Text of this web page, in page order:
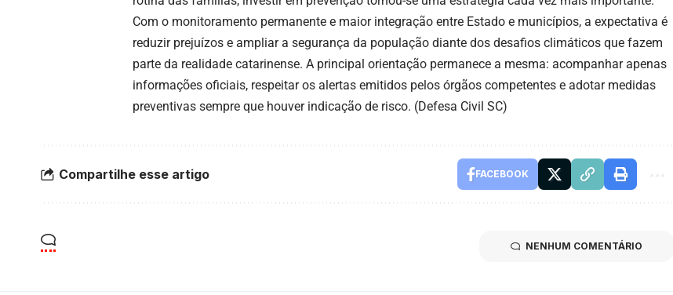
Com o monitoramento permanente e maior integração entre Estado e municípios, a expectativa é
reduzir prejuízos e ampliar a segurança da população diante dos desafios climáticos que fazem
parte da realidade catarinense. A principal orientação permanece a mesma: acompanhar apenas
informações oficiais, respeitar os alertas emitidos pelos órgãos competentes e adotar medidas
preventivas sempre que houver indicação de risco. (Defesa Civil SC)
Compartilhe esse artigo FACEBOOK
NENHUM COMENTÁRIO